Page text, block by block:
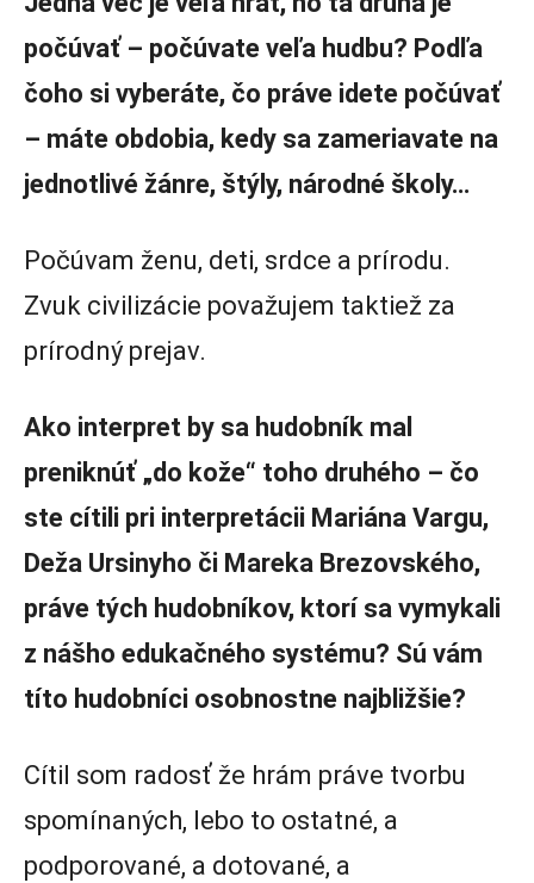
počúvať – počúvate veľa hudbu? Podľa
čoho si vyberáte, čo práve idete počúvať
– máte obdobia, kedy sa zameriavate na
jednotlivé žánre, štýly, národné školy…
Počúvam ženu, deti, srdce a prírodu.
Zvuk civilizácie považujem taktiež za
prírodný prejav.
Ako interpret by sa hudobník mal
preniknúť „do kože“ toho druhého – čo
ste cítili pri interpretácii Mariána Vargu,
Deža Ursinyho či Mareka Brezovského,
práve tých hudobníkov, ktorí sa vymykali
z nášho edukačného systému? Sú vám
títo hudobníci osobnostne najbližšie?
Cítil som radosť že hrám práve tvorbu
spomínaných, lebo to ostatné, a
podporované, a dotované, a